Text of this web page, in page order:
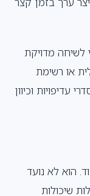
לשיחה מדויקת
או רשימת
עדיפויות וכיוון
הוא לא נועד
שיכולות